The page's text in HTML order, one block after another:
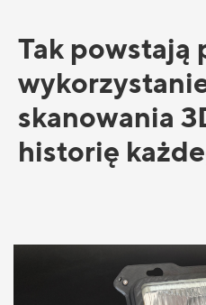
Tak powstają
skanowania
historię